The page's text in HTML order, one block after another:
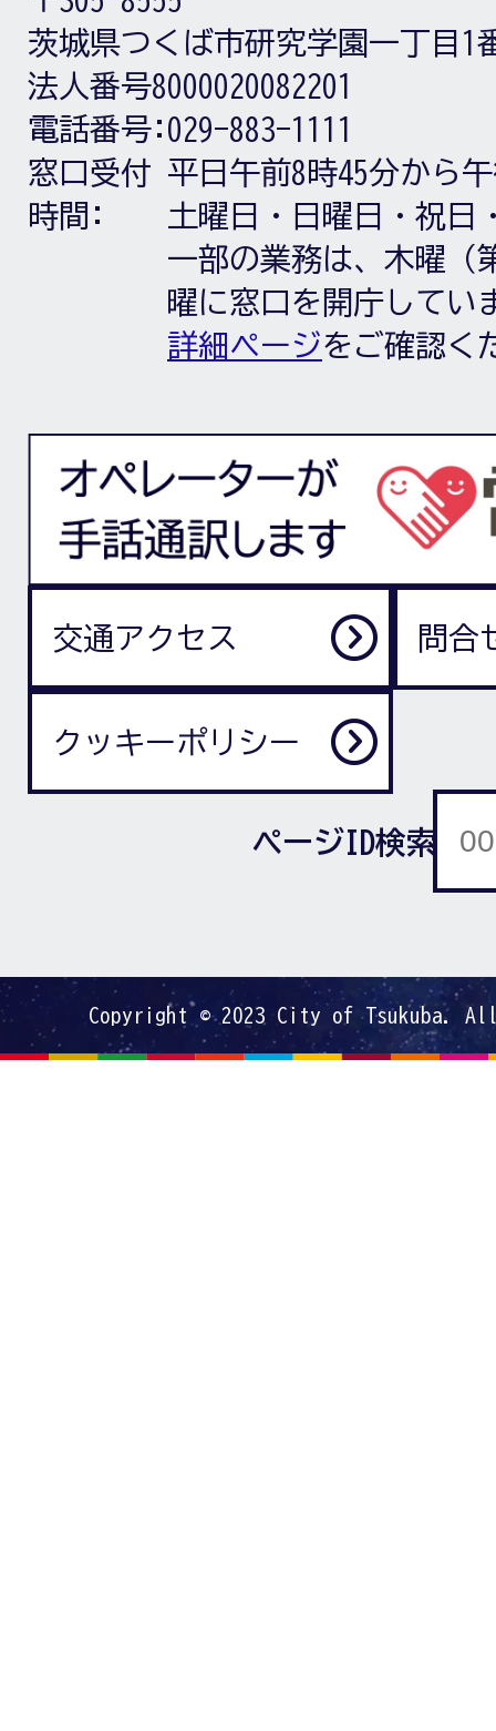
茨城県つくば市研究学園一丁目1
法人番号8000020082201
電話番号: 029-883-1111
窓口受付
時間:
平日午前8時45分から
土曜日・日曜日・祝日
一部の業務は、木曜（
曜に窓口を開庁してい
詳細ページをご確認く
交通アクセス 問合
クッキーポリシー
ページID検索
Copyright © 2023 City of Tsukuba.